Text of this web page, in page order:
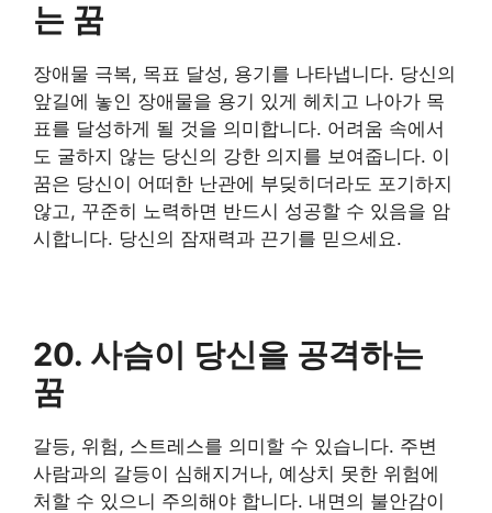
는 꿈
장애물 극복, 목표 달성, 용기를 나타냅니다. 당신의
앞길에 놓인 장애물을 용기 있게 헤치고 나아가 목
표를 달성하게 될 것을 의미합니다. 어려움 속에서
도 굴하지 않는 당신의 강한 의지를 보여줍니다. 이
꿈은 당신이 어떠한 난관에 부딪히더라도 포기하지
않고, 꾸준히 노력하면 반드시 성공할 수 있음을 암
시합니다. 당신의 잠재력과 끈기를 믿으세요.
20. 사슴이 당신을 공격하는
꿈
갈등, 위험, 스트레스를 의미할 수 있습니다. 주변
사람과의 갈등이 심해지거나, 예상치 못한 위험에
처할 수 있으니 주의해야 합니다. 내면의 불안감이